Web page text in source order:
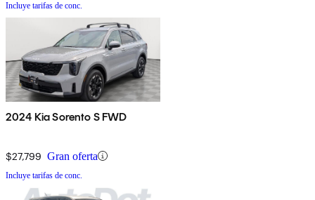
Incluye tarifas de conc.
2024 Kia Sorento S FWD
$27,799 Gran oferta
Incluye tarifas de conc.